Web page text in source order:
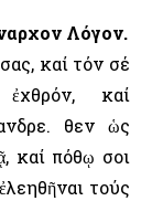
Λόγον.
καί τόν σέ
καί
Ὅθεν ὡς
καί πόθῳ σοι
τούς